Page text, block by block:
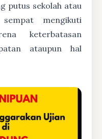
putus sekolah atau
mengikuti
keterbatasan
ataupun hal